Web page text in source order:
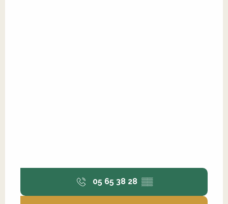
05 65 38 28 ▒▒